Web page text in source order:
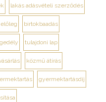
lakás adásvételi szerződés
előleg birtokbaadás
tulajdoni lap
közmű átírás
gyermektartásdíj